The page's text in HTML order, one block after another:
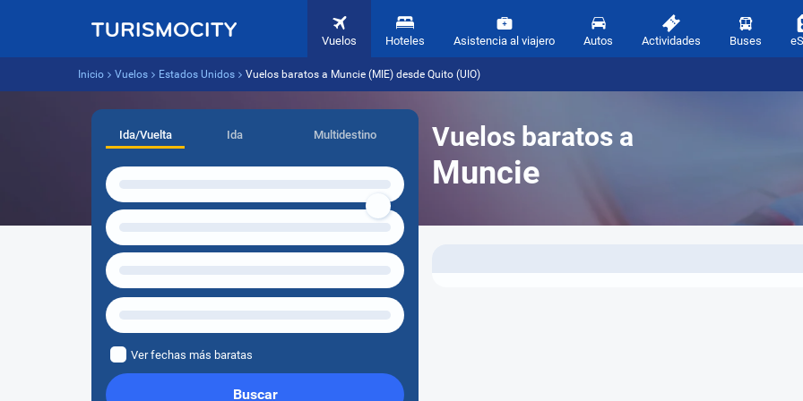
Vuelos Hoteles Asistencia al viajero Autos Actividades Buses
Inicio Vuelos Estados Unidos Vuelos baratos a Muncie (MIE) desde Quito (UIO)
Vuelos baratos a
Muncie
Ida/Vuelta Ida Multidestino
Ver fechas más baratas
Buscar